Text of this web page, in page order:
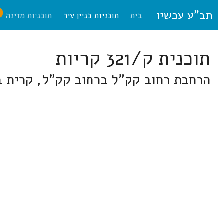
תב"ע עכשיו בית תוכניות בניין עיר תוכניות מדינה
תוכנית ק/321 קריות
הרחבת רחוב קק"ל ברחוב קק"ל, קרית